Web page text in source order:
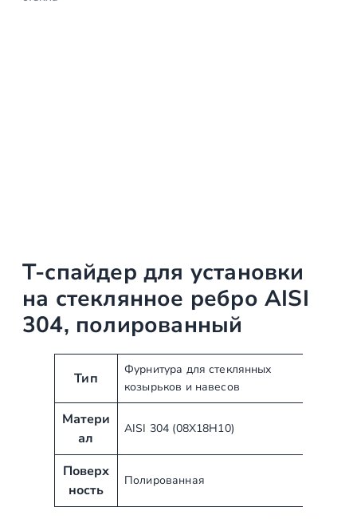
T-спайдер для установки
на стеклянное ребро AISI
304, полированный
р
и
у
ы
а
ч
е
н
и
е
Тип
Фурнитура для стеклянных
козырьков и навесов
Матери
ал
AISI 304 (08Х18Н10)
Поверх
ность
Полированная